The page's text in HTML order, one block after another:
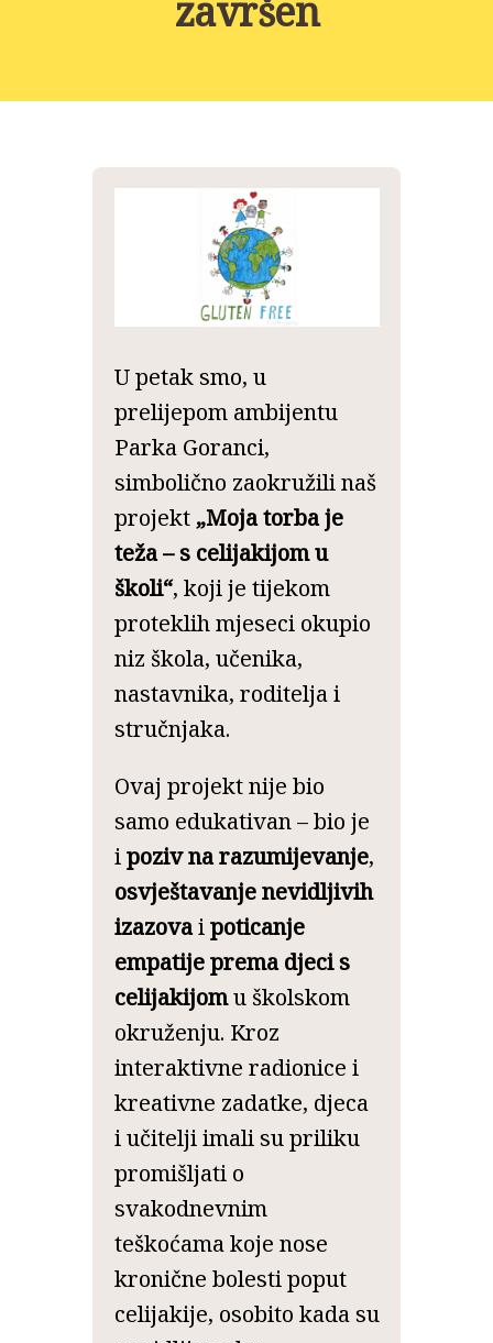
završen
NOVOSTI
PROJEKTI
U petak smo, u
prelijepom ambijentu
Parka Goranci,
simbolično zaokružili naš
projekt „Moja torba je
teža – s celijakijom u
školi“, koji je tijekom
proteklih mjeseci okupio
niz škola, učenika,
nastavnika, roditelja i
stručnjaka.
Ovaj projekt nije bio
samo edukativan – bio je
ipoziv na razumijevanje,
osvještavanje nevidljivih
izazovaipoticanje
empatije prema djeci s
celijakijomu školskom
okruženju. Kroz
interaktivne radionice i
kreativne zadatke, djeca
i učitelji imali su priliku
promišljati o
svakodnevnim
teškoćama koje nose
kronične bolesti poput
celijakije, osobito kada su